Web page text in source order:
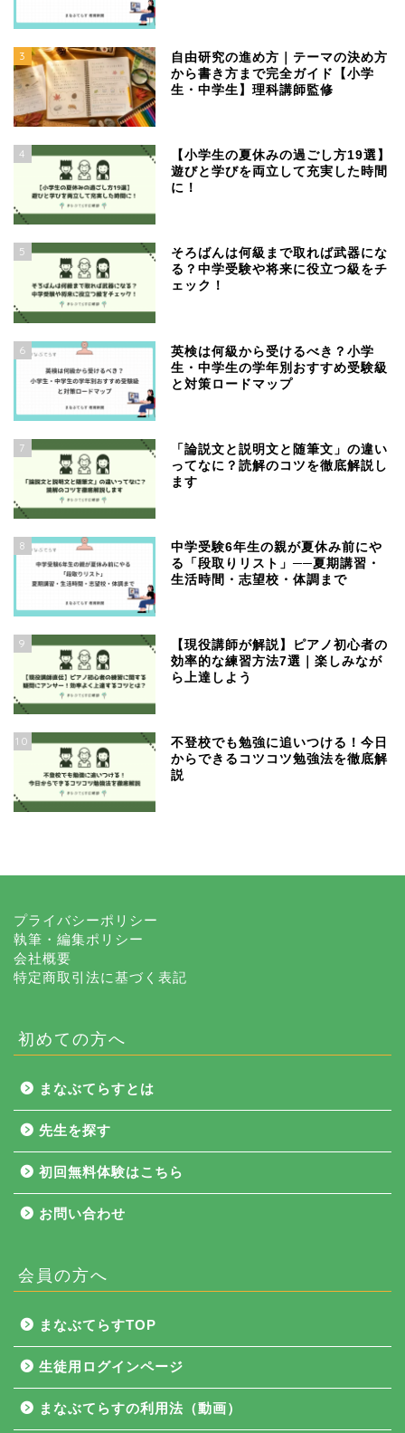
3
自由研究の進め方｜テーマの決め方
から書き方まで完全ガイド【小学
生・中学生】理科講師監修
4
【小学生の夏休みの過ごし方19選】
遊びと学びを両立して充実した時間
に！
5
そろばんは何級まで取れば武器にな
る？中学受験や将来に役立つ級をチ
ェック！
6
英検は何級から受けるべき？小学
生・中学生の学年別おすすめ受験級
と対策ロードマップ
7
「論説文と説明文と随筆文」の違い
ってなに？読解のコツを徹底解説し
ます
8
中学受験6年生の親が夏休み前にや
る「段取りリスト」──夏期講習・
生活時間・志望校・体調まで
9
【現役講師が解説】ピアノ初心者の
効率的な練習方法7選｜楽しみなが
ら上達しよう
10
不登校でも勉強に追いつける！今日
からできるコツコツ勉強法を徹底解
説
プライバシーポリシー
執筆・編集ポリシー
会社概要
特定商取引法に基づく表記
初めての方へ
まなぶてらすとは
先生を探す
初回無料体験はこちら
お問い合わせ
会員の方へ
まなぶてらすTOP
生徒用ログインページ
まなぶてらすの利用法（動画）
NEWS
まなぶてらす活用法
教育コラム